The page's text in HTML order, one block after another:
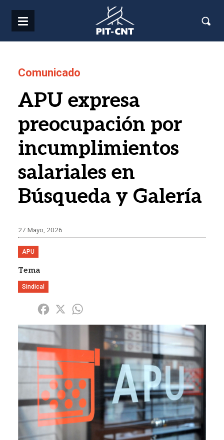
Comunicado
APU expresa
preocupación por
incumplimientos
salariales en
Búsqueda y Galería
27 Mayo, 2026
APU
Tema
Sindical
Share Facebook
X
Imagen